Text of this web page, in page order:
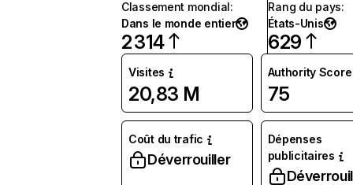
Classement mondial:
Dans le monde entier
2 314
Rang du pays:
États-Unis
629
Visites
20,83 M
Authority Score
75
Coût du trafic
Déverrouiller
Dépenses
publicitaires